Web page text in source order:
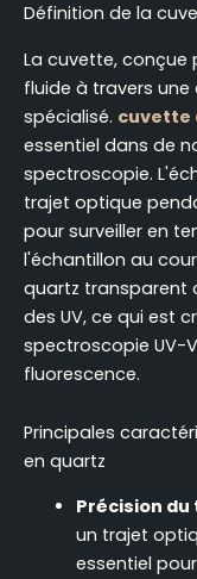
Définition de la
La cuvette, conçue
fluide à travers
spécialisé. cuvette
essentiel dans de
spectroscopie.
trajet optique
pour surveiller en
l'échantillon au
quartz transparent
des UV, ce qui est
spectroscopie UV-
fluorescence.
Principales
en quartz
Précision
un trajet
essentiel